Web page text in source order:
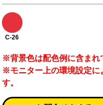
C-26
※背景色は配色例に含まれ
※モニター上の環境設定に
す。